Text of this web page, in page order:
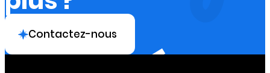
Contactez-nous